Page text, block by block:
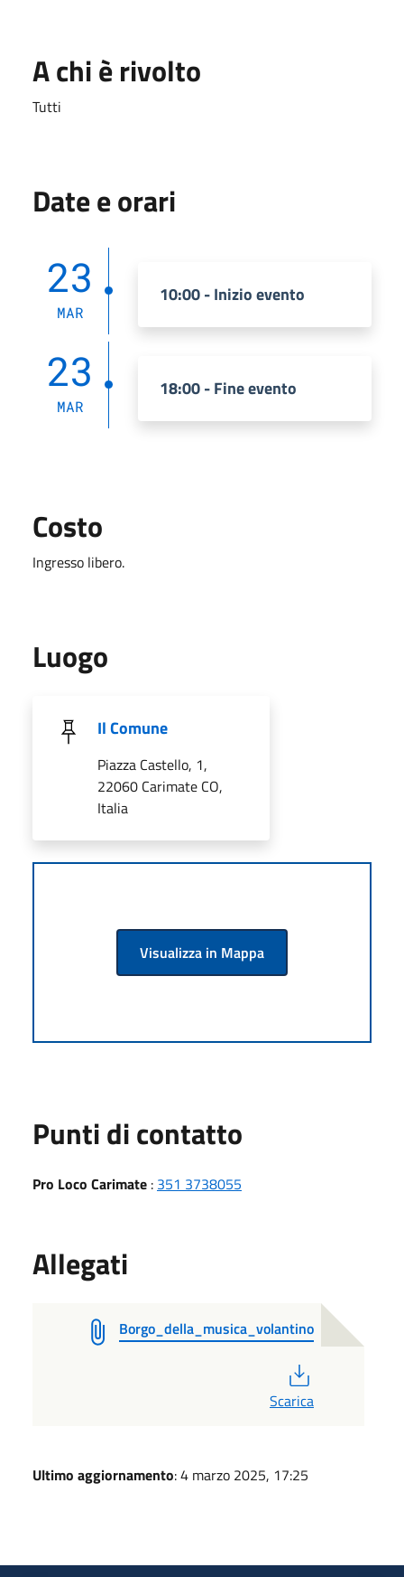
A chi è rivolto
Tutti
Date e orari
23
MAR
10:00 - Inizio evento
23
MAR
18:00 - Fine evento
Costo
Ingresso libero.
Luogo
Il Comune
Piazza Castello, 1,
22060 Carimate CO,
Italia
Visualizza in Mappa
Punti di contatto
Pro Loco Carimate : 351 3738055
Allegati
Borgo_della_musica_volantino
Scarica
Ultimo aggiornamento: 4 marzo 2025, 17:25